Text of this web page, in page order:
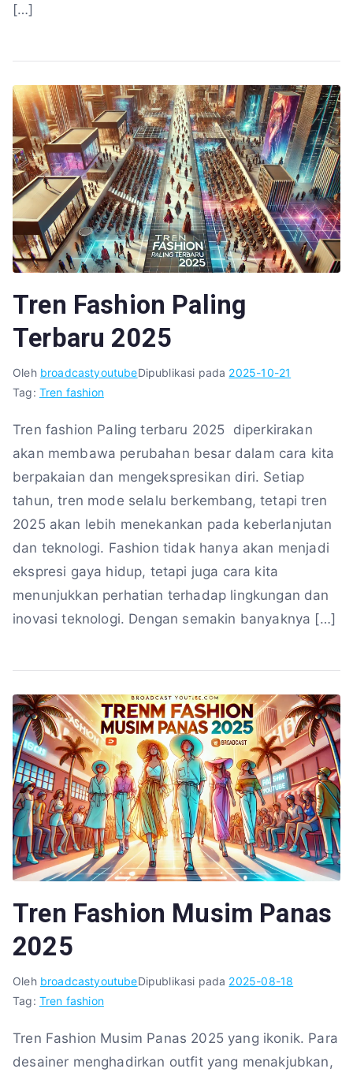
[…]
Tren Fashion Paling
Terbaru 2025
Oleh broadcastyoutubeDipublikasi pada 2025-10-21
Tag: Tren fashion
Tren fashion Paling terbaru 2025 diperkirakan
akan membawa perubahan besar dalam cara kita
berpakaian dan mengekspresikan diri. Setiap
tahun, tren mode selalu berkembang, tetapi tren
2025 akan lebih menekankan pada keberlanjutan
dan teknologi. Fashion tidak hanya akan menjadi
ekspresi gaya hidup, tetapi juga cara kita
menunjukkan perhatian terhadap lingkungan dan
inovasi teknologi. Dengan semakin banyaknya […]
Tren Fashion Musim Panas
2025
Oleh broadcastyoutubeDipublikasi pada 2025-08-18
Tag: Tren fashion
Tren Fashion Musim Panas 2025 yang ikonik. Para
desainer menghadirkan outfit yang menakjubkan,